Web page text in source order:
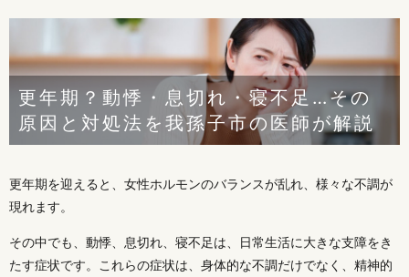
更年期？動悸・息切れ・寝不足…その
原因と対処法を我孫子市の医師が解説
更年期を迎えると、女性ホルモンのバランスが乱れ、様々な不調が
現れます。
その中でも、動悸、息切れ、寝不足は、日常生活に大きな支障をき
たす症状です。これらの症状は、身体的な不調だけでなく、精神的